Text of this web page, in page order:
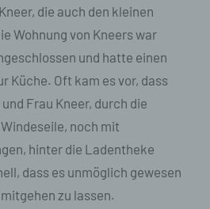
die auch den kleinen
Wohnung von Kneers war
und hatte einen
Küche. Oft kam es vor, dass
Frau Kneer, durch die
noch mit
hinter die Ladentheke
dass es unmöglich gewesen
zu lassen.